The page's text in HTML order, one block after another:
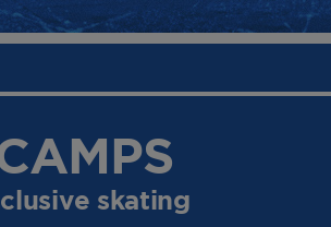
skating